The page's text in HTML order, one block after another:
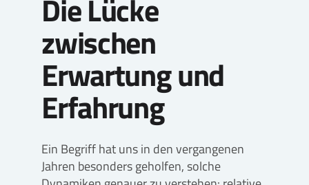
Die Lücke
zwischen
Erwartung und
Erfahrung
Ein Begriff hat uns in den vergangenen
Jahren besonders geholfen, solche